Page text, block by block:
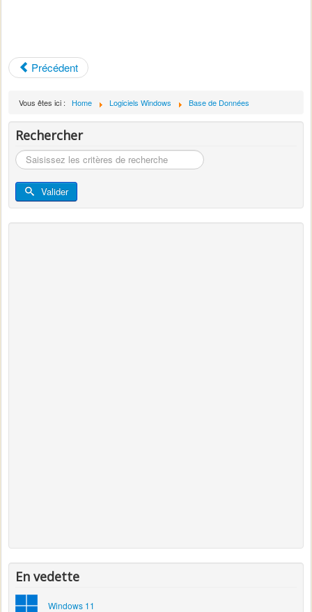
Précédent
Vous êtes ici : Home Logiciels Windows Base de Données
Rechercher
Rechercher
Valider
En vedette
Windows 11